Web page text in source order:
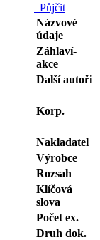
Půjčit
Názvové
údaje
Záhlaví-
akce
Další autoři
Korp.
Nakladatel
Výrobce
Rozsah
Klíčová
slova
Počet ex.
Druh dok.